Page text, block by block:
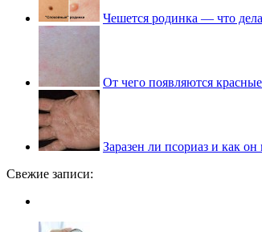
Чешется родинка — что
От чего появляются
Заразен ли псориаз и как он
Свежие записи: